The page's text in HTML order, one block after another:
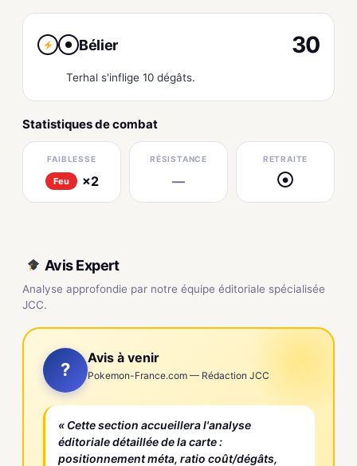
● Bélier 30
Terhal s'inflige 10 dégâts.
Statistiques de combat
FAIBLESSE
Feu ×2
RÉSISTANCE
—
RETRAITE
●
Avis Expert
Analyse approfondie par notre équipe éditoriale spécialisée
JCC.
?
Avis à venir
Pokemon-France.com — Rédaction JCC
« Cette section accueillera l'analyse
éditoriale détaillée de la carte :
positionnement méta, ratio coût/dégâts,